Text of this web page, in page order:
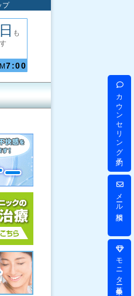
プ
も
7:00
カウンセリング予約
メール相談
モニター募集中